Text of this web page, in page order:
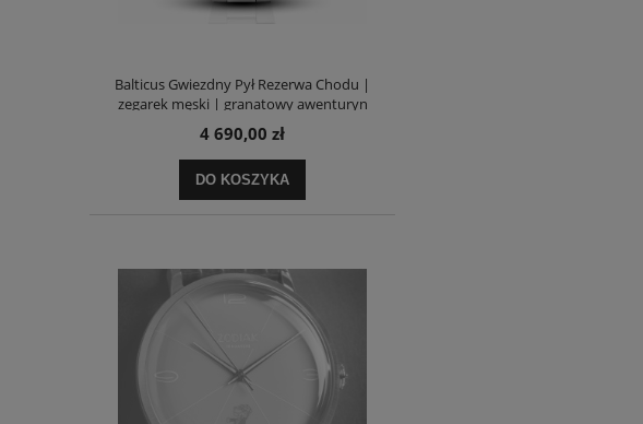
Balticus Gwiezdny Pył Rezerwa Chodu |
zegarek męski | granatowy awenturyn
4 690,00 zł
DO KOSZYKA